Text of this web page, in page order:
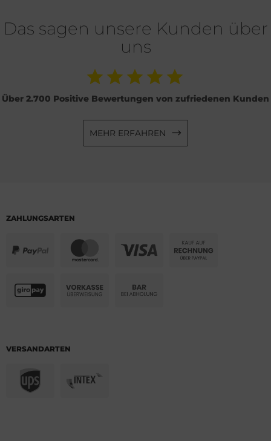
Das sagen unsere Kunden über
uns
Über 2.700 Positive Bewertungen von zufriedenen Kunden
MEHR ERFAHREN
ZAHLUNGSARTEN
VERSANDARTEN